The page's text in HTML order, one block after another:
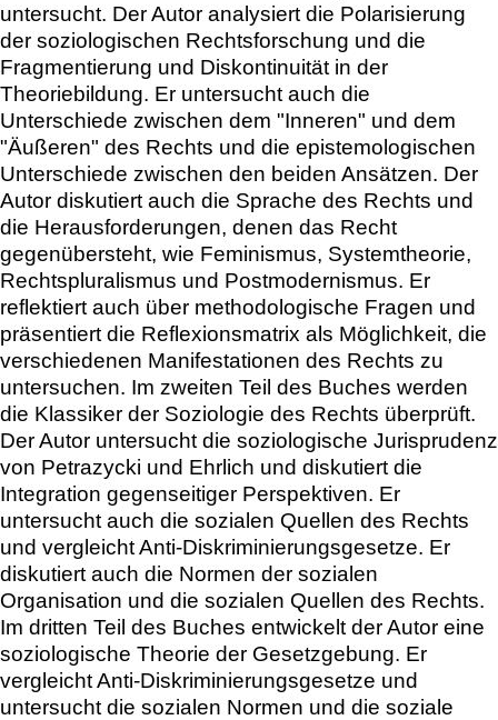
untersucht. Der Autor analysiert die Polarisierung
der soziologischen Rechtsforschung und die
Fragmentierung und Diskontinuität in der
Theoriebildung. Er untersucht auch die
Unterschiede zwischen dem "Inneren" und dem
"Äußeren" des Rechts und die epistemologischen
Unterschiede zwischen den beiden Ansätzen. Der
Autor diskutiert auch die Sprache des Rechts und
die Herausforderungen, denen das Recht
gegenübersteht, wie Feminismus, Systemtheorie,
Rechtspluralismus und Postmodernismus. Er
reflektiert auch über methodologische Fragen und
präsentiert die Reflexionsmatrix als Möglichkeit, die
verschiedenen Manifestationen des Rechts zu
untersuchen. Im zweiten Teil des Buches werden
die Klassiker der Soziologie des Rechts überprüft.
Der Autor untersucht die soziologische Jurisprudenz
von Petrazycki und Ehrlich und diskutiert die
Integration gegenseitiger Perspektiven. Er
untersucht auch die sozialen Quellen des Rechts
und vergleicht Anti-Diskriminierungsgesetze. Er
diskutiert auch die Normen der sozialen
Organisation und die sozialen Quellen des Rechts.
Im dritten Teil des Buches entwickelt der Autor eine
soziologische Theorie der Gesetzgebung. Er
vergleicht Anti-Diskriminierungsgesetze und
untersucht die sozialen Normen und die soziale